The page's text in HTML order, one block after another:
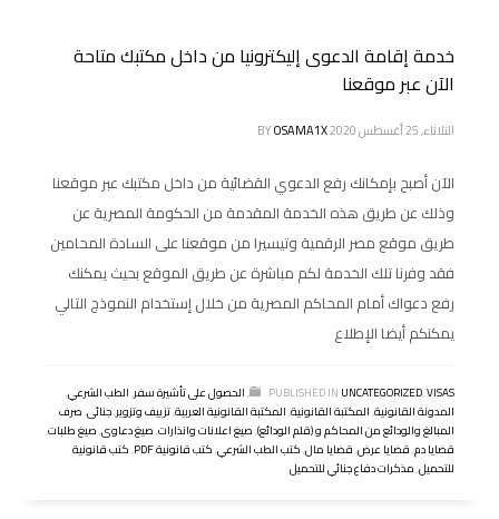
خدمة إقامة الدعوى إليكترونيا من داخل مكتبك متاحة
الآن عبر موقعنا
الثلاثاء, 25 أغسطس 2020 BYOSAMA1X
الآن أصبح بإمكانك رفع الدعوي القضائية من داخل مكتبك عبر موقعنا
وذلك عن طريق هذه الخدمة المقدمة من الحكومة المصرية عن
طريق موقع مصر الرقمية وتيسيرا من موقعنا على السادة المحامين
فقد وفرنا تلك الخدمة لكم مباشرة عن طريق الموقع بحيث يمكنك
رفع دعواك أمام المحاكم المصرية من خلال إستخدام النموذج التالي
يمكنكم أيضا الإطلاع
PUBLISHED IN UNCATEGORIZED,VISAS
,الحصول على تأشيرة سفر,الطب الشرعي,
المدونة القانونية,المكتبة القانونية,المكتبة القانونية العربية,تزييف وتزوير,جنائى,صرف
المبالغ والودائع من المحاكم و (قلم الودائع),صيغ اعلانات وانذارات,صيغ دعاوى,صيغ طلبات,
قضايا دم,قضايا عرض,قضايا مال,كتب الطب الشرعي,كتب قانونية PDF ,كتب قانونية
للتحميل,مذكرات دفاع جنائي للتحميل